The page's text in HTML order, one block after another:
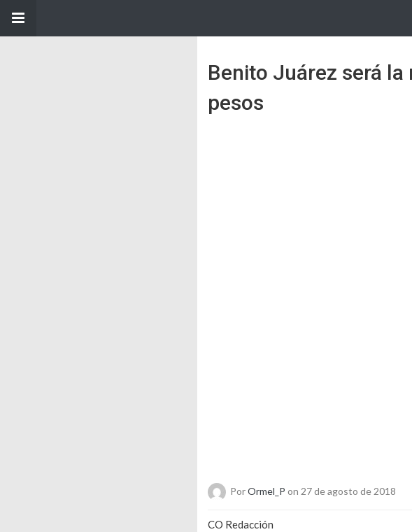
Benito Juárez será
pesos
PorOrmel_P on 27 de agosto de 2018
CO Redacción